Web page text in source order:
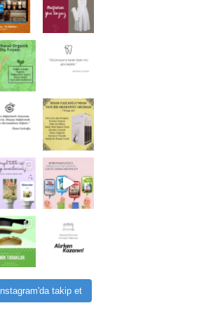
Instagram'da takip et